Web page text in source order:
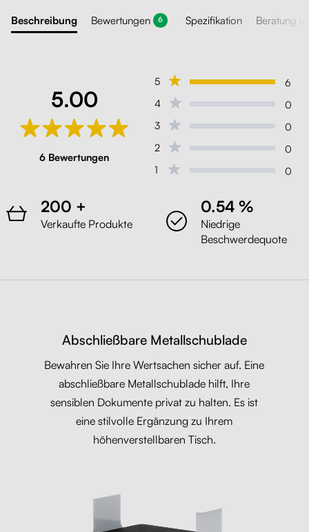
Beschreibung Bewertungen 6 Spezifikation Beratung
5.00
6 Bewertungen
5
6
4
0
3
0
2
0
1
0
200 +
Verkaufte Produkte
0.54 %
Niedrige
Beschwerdequote
Abschließbare Metallschublade
Bewahren Sie Ihre Wertsachen sicher auf. Eine
abschließbare Metallschublade hilft, Ihre
sensiblen Dokumente privat zu halten. Es ist
eine stilvolle Ergänzung zu Ihrem
höhenverstellbaren Tisch.